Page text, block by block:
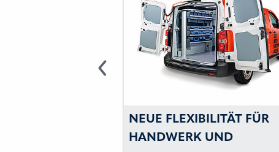
NEUE FLEXIBILITÄT FÜR
HANDWERK UND